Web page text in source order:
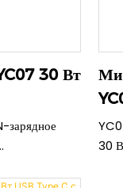
30 Вт
30